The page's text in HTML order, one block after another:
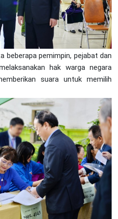
beberapa pemimpin, pejabat dan
hak warga negara
suara untuk memilih